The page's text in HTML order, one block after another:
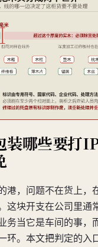
哪些要打
港，问题不在货上，
这块开支在公司里
务当它是车间的事，
环。本文把判定的入